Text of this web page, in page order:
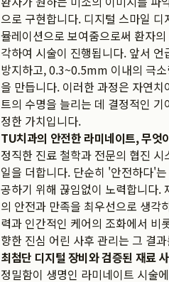
으로 구현합니다. 디지털 스마일
뮬레이션으로 보여줌으로써 환자
각하여 시술이 진행됩니다. 앞서
방지하고, 0.3~0.5mm 이내의 극
을 만듭니다. 이러한 과정은 자연
트의 수명을 늘리는 데 결정적인
정한 가치입니다.
TU치과의 안전한 라미네이트, 무엇
정직한 진료 철학과 전문의 협진
일을 더합니다. 단순히 '안전하다'
공하기 위해 끊임없이 노력합니다.
의 안전과 만족을 최우선으로 생
력과 인간적인 케어의 조화에서 비
향한 진심 어린 사후 관리는 그 결
최첨단 디지털 장비와 검증된 재료
정밀함이 생명인 라미네이트 시술